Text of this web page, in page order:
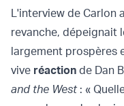
L'interview de Carlon
revanche, dépeignait
largement prospères
vive réaction de Dan
and the West: «